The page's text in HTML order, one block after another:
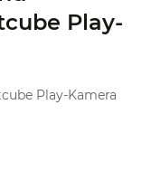
Play-
Play-Kamera